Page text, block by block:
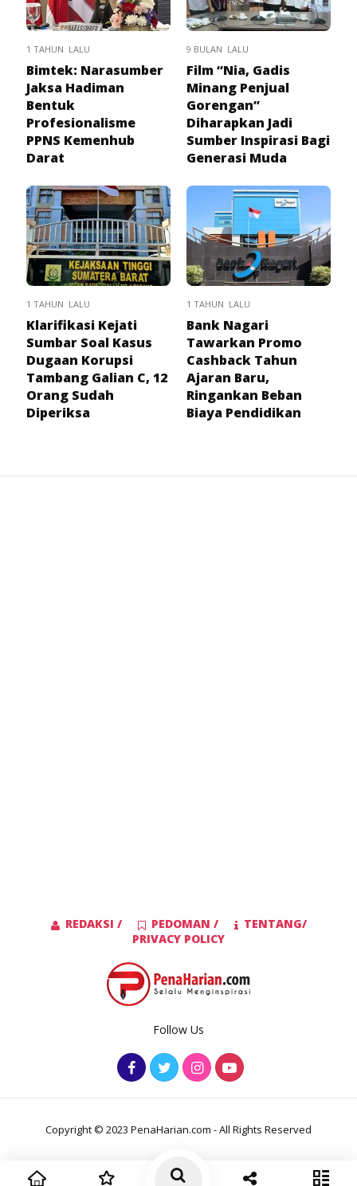
1 TAHUN LALU
Bimtek: Narasumber
Jaksa Hadiman
Bentuk
Profesionalisme
PPNS Kemenhub
Darat
9 BULAN LALU
Film “Nia, Gadis
Minang Penjual
Gorengan”
Diharapkan Jadi
Sumber Inspirasi Bagi
Generasi Muda
1 TAHUN LALU
Klarifikasi Kejati
Sumbar Soal Kasus
Dugaan Korupsi
Tambang Galian C, 12
Orang Sudah
Diperiksa
1 TAHUN LALU
Bank Nagari
Tawarkan Promo
Cashback Tahun
Ajaran Baru,
Ringankan Beban
Biaya Pendidikan
REDAKSI / PEDOMAN /
TENTANG/
PRIVACY POLICY
Follow Us
Copyright © 2023 PenaHarian.com - All Rights Reserved